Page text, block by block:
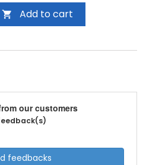
 Add to cart
our customers
feedbacks